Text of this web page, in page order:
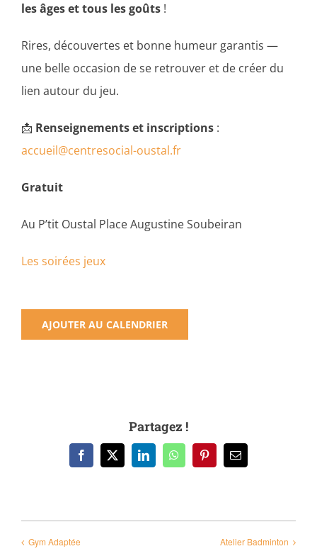
les âges et tous les goûts !
Rires, découvertes et bonne humeur garantis —
une belle occasion de se retrouver et de créer du
lien autour du jeu.
📩 Renseignements et inscriptions :
accueil@centresocial-oustal.fr
Gratuit
Au P’tit Oustal Place Augustine Soubeiran
Les soirées jeux
AJOUTER AU CALENDRIER
Partagez !
Facebook
X LinkedInWhatsAppPinterestEmail
Gym Adaptée Atelier Badminton